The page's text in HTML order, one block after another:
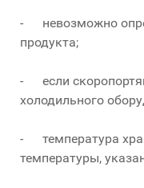
- невозможно
продукта;
- если
холодильного
- температура
температуры,